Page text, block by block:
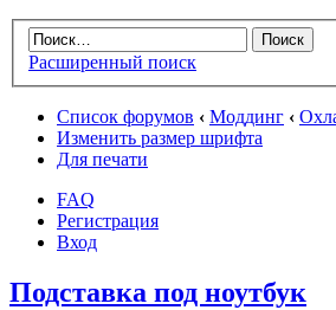
Расширенный поиск
Список форумов ‹ Моддинг ‹
Изменить размер шрифта
Для печати
FAQ
Регистрация
Вход
Подставка под ноутбук